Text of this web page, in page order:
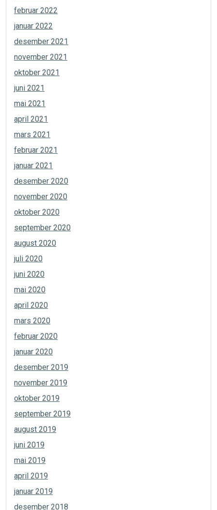
februar 2022
januar 2022
desember 2021
november 2021
oktober 2021
juni 2021
mai 2021
april 2021
mars 2021
februar 2021
januar 2021
desember 2020
november 2020
oktober 2020
september 2020
august 2020
juli 2020
juni 2020
mai 2020
april 2020
mars 2020
februar 2020
januar 2020
desember 2019
november 2019
oktober 2019
september 2019
august 2019
juni 2019
mai 2019
april 2019
januar 2019
desember 2018